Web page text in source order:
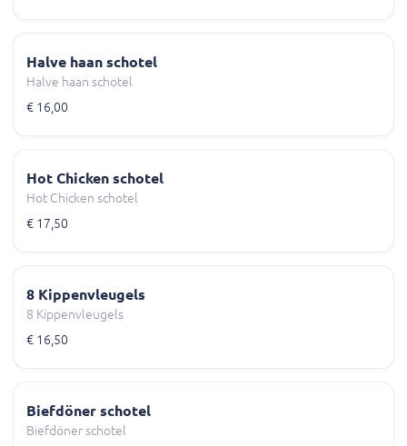
Halve haan schotel
Halve haan schotel
€ 16,00
Hot Chicken schotel
Hot Chicken schotel
€ 17,50
8 Kippenvleugels
8 Kippenvleugels
€ 16,50
Biefdöner schotel
Biefdöner schotel